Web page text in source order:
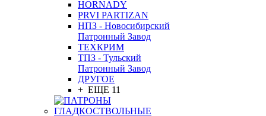
HORNADY
PRVI PARTIZAN
НПЗ - Новосибирский
Патронный Завод
ТЕХКРИМ
ТПЗ - Тульский
Патронный Завод
ДРУГОЕ
+ ЕЩЕ 11